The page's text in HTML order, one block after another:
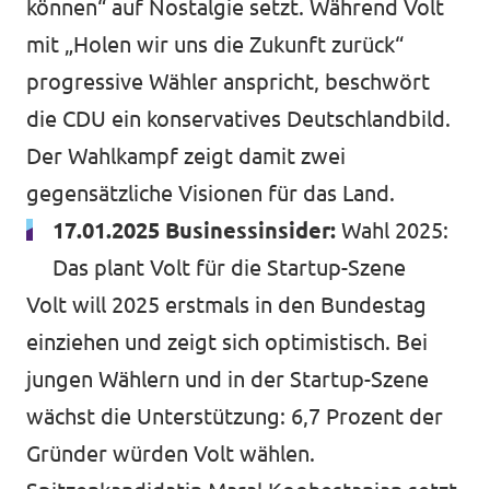
können“ auf Nostalgie setzt. Während Volt
mit „Holen wir uns die Zukunft zurück“
progressive Wähler anspricht, beschwört
die CDU ein konservatives Deutschlandbild.
Der Wahlkampf zeigt damit zwei
gegensätzliche Visionen für das Land.
17.01.2025 Businessinsider: Wahl 2025:
Das plant Volt für die Startup-Szene
Volt will 2025 erstmals in den Bundestag
einziehen und zeigt sich optimistisch. Bei
jungen Wählern und in der Startup-Szene
wächst die Unterstützung: 6,7 Prozent der
Gründer würden Volt wählen.